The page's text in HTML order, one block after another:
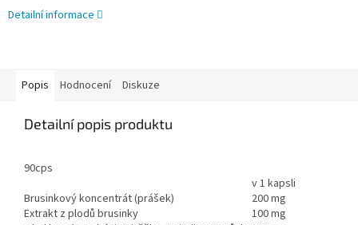
Detailní informace
Popis Hodnocení Diskuze
Detailní popis produktu
90cps
v 1 kapsli
Brusinkový koncentrát (prášek)
200 mg
Extrakt z plodů brusinky
100 mg